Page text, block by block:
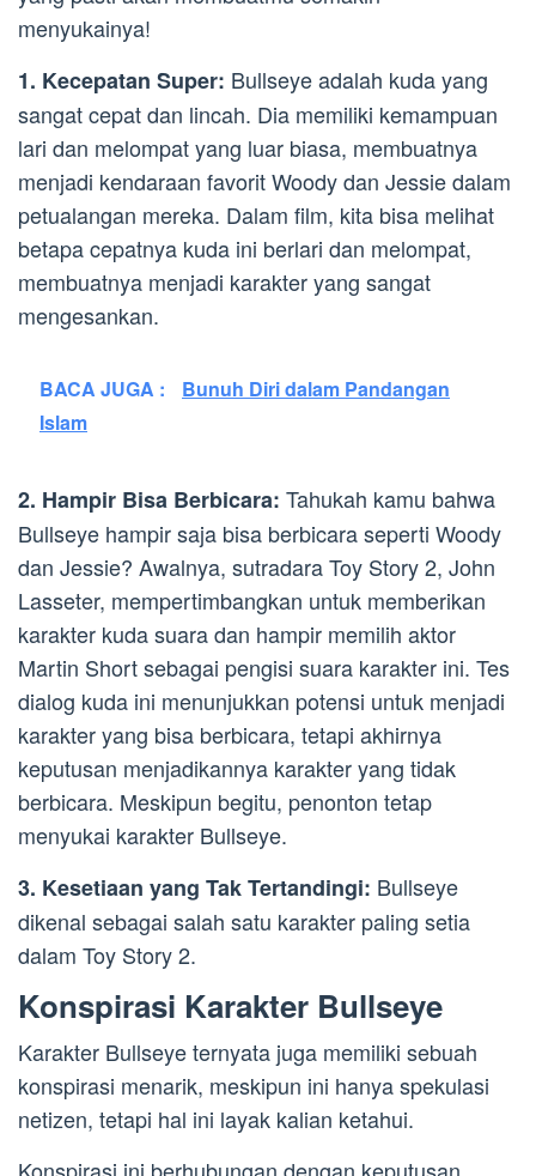
menyukainya!
1. Kecepatan Super: Bullseye adalah kuda yang
sangat cepat dan lincah. Dia memiliki kemampuan
lari dan melompat yang luar biasa, membuatnya
menjadi kendaraan favorit Woody dan Jessie dalam
petualangan mereka. Dalam film, kita bisa melihat
betapa cepatnya kuda ini berlari dan melompat,
membuatnya menjadi karakter yang sangat
mengesankan.
BACA JUGA :
Bunuh Diri dalam Pandangan
Islam
2. Hampir Bisa Berbicara: Tahukah kamu bahwa
Bullseye hampir saja bisa berbicara seperti Woody
dan Jessie? Awalnya, sutradara Toy Story 2, John
Lasseter, mempertimbangkan untuk memberikan
karakter kuda suara dan hampir memilih aktor
Martin Short sebagai pengisi suara karakter ini. Tes
dialog kuda ini menunjukkan potensi untuk menjadi
karakter yang bisa berbicara, tetapi akhirnya
keputusan menjadikannya karakter yang tidak
berbicara. Meskipun begitu, penonton tetap
menyukai karakter Bullseye.
3. Kesetiaan yang Tak Tertandingi: Bullseye
dikenal sebagai salah satu karakter paling setia
dalam Toy Story 2.
Konspirasi Karakter Bullseye
Karakter Bullseye ternyata juga memiliki sebuah
konspirasi menarik, meskipun ini hanya spekulasi
netizen, tetapi hal ini layak kalian ketahui.
Konspirasi ini berhubungan dengan keputusan